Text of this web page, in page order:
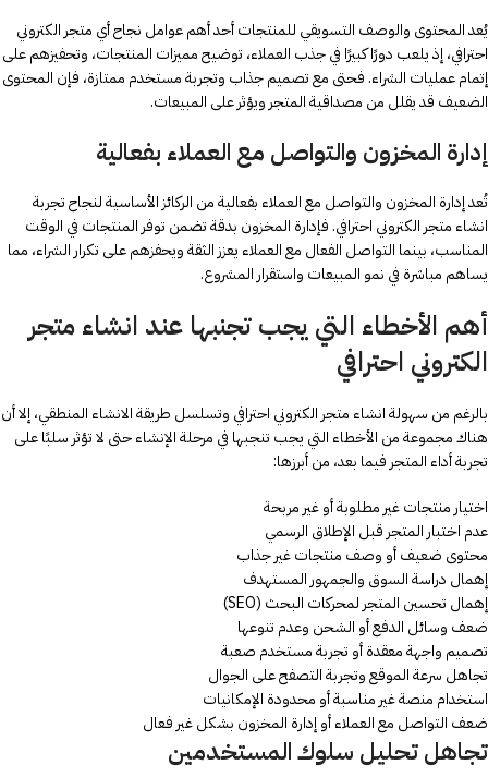
يُعد المحتوى والوصف التسويقي للمنتجات أحد أهم عوامل نجاح أي متجر الكتروني
احترافي، إذ يلعب دورًا كبيرًا في جذب العملاء، توضيح مميزات المنتجات، وتحفيزهم على
إتمام عمليات الشراء. فحتى مع تصميم جذاب وتجربة مستخدم ممتازة، فإن المحتوى
الضعيف قد يقلل من مصداقية المتجر ويؤثر على المبيعات.
إدارة المخزون والتواصل مع العملاء بفعالية
تُعد إدارة المخزون والتواصل مع العملاء بفعالية من الركائز الأساسية لنجاح تجربة
انشاء متجر الكتروني احترافي. فإدارة المخزون بدقة تضمن توفر المنتجات في الوقت
المناسب، بينما التواصل الفعال مع العملاء يعزز الثقة ويحفزهم على تكرار الشراء، مما
يساهم مباشرة في نمو المبيعات واستقرار المشروع.
أهم الأخطاء التي يجب تجنبها عند انشاء متجر
الكتروني احترافي
بالرغم من سهولة انشاء متجر الكتروني احترافي وتسلسل طريقة الانشاء المنطقي، إلا أن
هناك مجموعة من الأخطاء التي يجب تنجبها في مرحلة الإنشاء حتى لا تؤثر سلبًا على
تجربة أداء المتجر فيما بعد، من أبرزها:
اختيار منتجات غير مطلوبة أو غير مربحة
عدم اختبار المتجر قبل الإطلاق الرسمي
محتوى ضعيف أو وصف منتجات غير جذاب
إهمال دراسة السوق والجمهور المستهدف
إهمال تحسين المتجر لمحركات البحث (SEO)
ضعف وسائل الدفع أو الشحن وعدم تنوعها
تصميم واجهة معقدة أو تجربة مستخدم صعبة
تجاهل سرعة الموقع وتجربة التصفح على الجوال
استخدام منصة غير مناسبة أو محدودة الإمكانيات
ضعف التواصل مع العملاء أو إدارة المخزون بشكل غير فعال
تجاهل تحليل سلوك المستخدمين